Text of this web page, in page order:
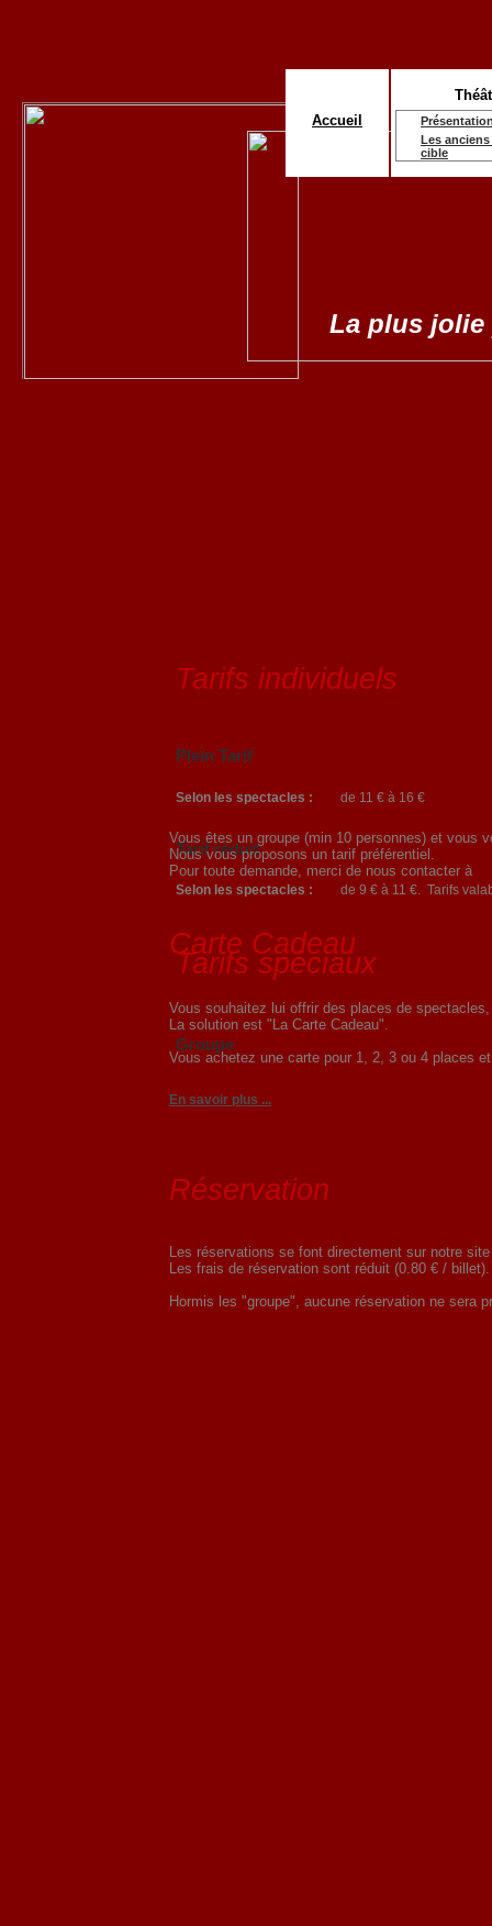
Tarifs individuels
Plein Tarif
Selon les spectacles : de 11 € à 16 €
Tarif réduit
Selon les spectacles : de 9 € à 11 €. Tarifs
Tarifs spéciaux
Groupe
La plus jolie
Accueil
Les anciens
cible
Vous êtes un groupe (min 10 personnes) et vous
Nous vous proposons un tarif préférentiel.
Pour toute demande, merci de nous contacter à
Vous souhaitez lui offrir des places de
La solution est "La Carte Cadeau".
Vous achetez une carte pour 1, 2, 3 ou 4 places
Carte Cadeau
En savoir plus ...
Réservation
Les réservations se font directement sur notre
Les frais de réservation sont réduit (0.80 € / billet).
Hormis les "groupe", aucune réservation ne sera